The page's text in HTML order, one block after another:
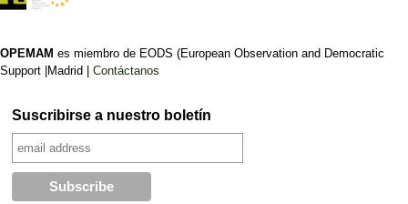
OPEMAM es miembro de EODS (European Observation and Democratic
Support |Madrid | Contáctanos
Suscribirse a nuestro boletín